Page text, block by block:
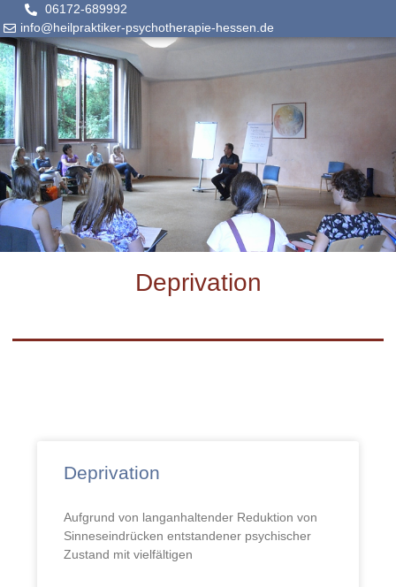
06172-689992
info@heilpraktiker-psychotherapie-hessen.de
Deprivation
Deprivation
Aufgrund von langanhaltender Reduktion von
Sinneseindrücken entstandener psychischer
Zustand mit vielfältigen